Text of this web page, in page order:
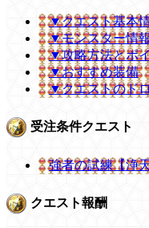
▼クエスト基本
▼モンスター情
▼攻略方法とポ
▼おすすめ装備
▼クエストのド
受注条件クエスト
強者の試練【浄
クエスト報酬